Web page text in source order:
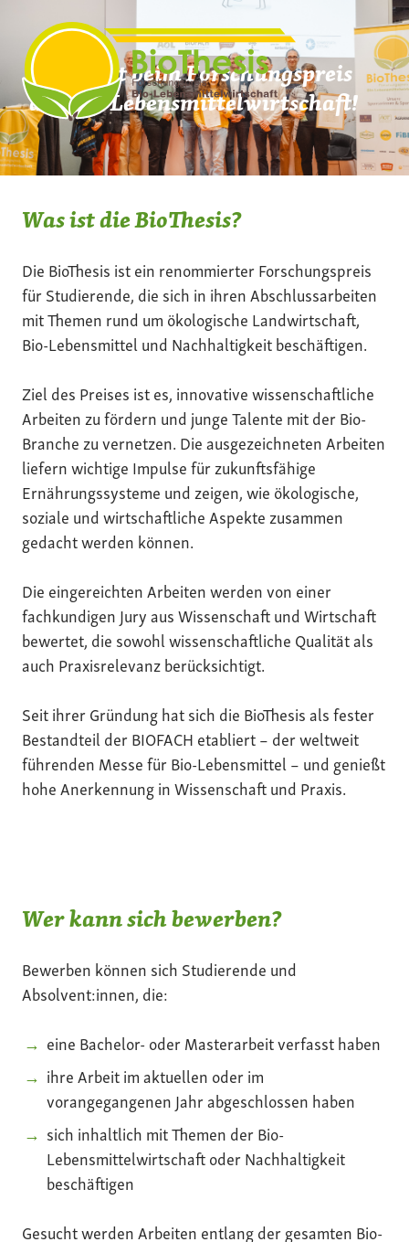
Inhalt
springenMach mit beim Forschungspreis
der Bio-Lebensmittelwirtschaft!
Was ist die BioThesis?
Die BioThesis ist ein renommierter Forschungspreis
für Studierende, die sich in ihren Abschlussarbeiten
mit Themen rund um ökologische Landwirtschaft,
Bio-Lebensmittel und Nachhaltigkeit beschäftigen.
Ziel des Preises ist es, innovative wissenschaftliche
Arbeiten zu fördern und junge Talente mit der Bio-
Branche zu vernetzen. Die ausgezeichneten Arbeiten
liefern wichtige Impulse für zukunftsfähige
Ernährungssysteme und zeigen, wie ökologische,
soziale und wirtschaftliche Aspekte zusammen
gedacht werden können.
Die eingereichten Arbeiten werden von einer
fachkundigen Jury aus Wissenschaft und Wirtschaft
bewertet, die sowohl wissenschaftliche Qualität als
auch Praxisrelevanz berücksichtigt.
Seit ihrer Gründung hat sich die BioThesis als fester
Bestandteil der BIOFACH etabliert – der weltweit
führenden Messe für Bio-Lebensmittel – und genießt
hohe Anerkennung in Wissenschaft und Praxis.
Wer kann sich bewerben?
Bewerben können sich Studierende und
Absolvent:innen, die:
eine Bachelor- oder Masterarbeit verfasst haben
ihre Arbeit im aktuellen oder im
vorangegangenen Jahr abgeschlossen haben
sich inhaltlich mit Themen der Bio-
Lebensmittelwirtschaft oder Nachhaltigkeit
beschäftigen
Gesucht werden Arbeiten entlang der gesamten Bio-